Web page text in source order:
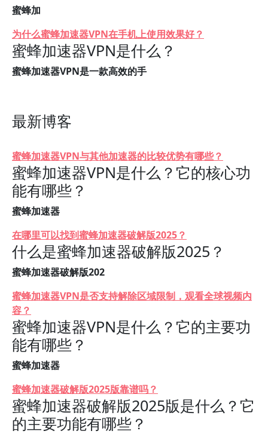
蜜蜂加
为什么蜜蜂加速器VPN在手机上使用效果好？
蜜蜂加速器VPN是什么？
蜜蜂加速器VPN是一款高效的手
最新博客
蜜蜂加速器VPN与其他加速器的比较优势有哪些？
蜜蜂加速器VPN是什么？它的核心功
能有哪些？
蜜蜂加速器
在哪里可以找到蜜蜂加速器破解版2025？
什么是蜜蜂加速器破解版2025？
蜜蜂加速器破解版202
蜜蜂加速器VPN是否支持解除区域限制，观看全球视频内
容？
蜜蜂加速器VPN是什么？它的主要功
能有哪些？
蜜蜂加速器
蜜蜂加速器破解版2025版靠谱吗？
蜜蜂加速器破解版2025版是什么？它
的主要功能有哪些？